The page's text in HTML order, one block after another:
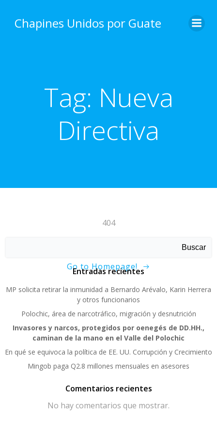
content
Chapines Unidos por Guate
Tag: Nueva
Directiva
404
Go to Homepage!
Buscar
Entradas recientes
MP solicita retirar la inmunidad a Bernardo Arévalo, Karin Herrera
y otros funcionarios
Polochic, área de narcotráfico, migración y desnutrición
Invasores y narcos, protegidos por oenegés de DD.HH.,
caminan de la mano en el Valle del Polochic
En qué se equivoca la política de EE. UU. Corrupción y Crecimiento
Mingob paga Q2.8 millones mensuales en asesores
Comentarios recientes
No hay comentarios que mostrar.